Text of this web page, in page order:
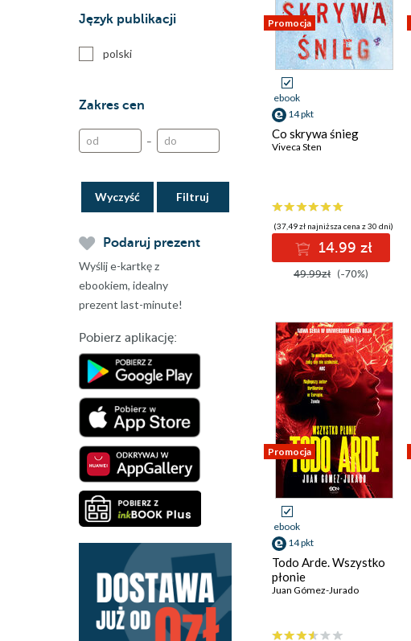
specjalnych
Hell's Belles
Korzenie chaosu
Maggie Nieśmiertelna
Morderstwa w Are
Mroki Podlasia
Nigdybyt
Saga Księżycowa
Seria z Antonią Scott
Tappi
W Borach
W cieniu dnia
Wydarzyło się naprawdę
Język publikacji
polski
Zakres cen
–
Wyczyść
Podaruj prezent
Wyślij e-kartkę z
ebookiem, idealny
prezent last-minute!
Pobierz aplikację:
Promocja
ebook
14 pkt
Co skrywa śnieg
Viveca Sten
(37,49 zł najniższa cena z 30 dni)
14.99 zł
49.99zł (-70%)
Promocja
ebook
14 pkt
Todo Arde. Wszystko
płonie
Juan Gómez-Jurado